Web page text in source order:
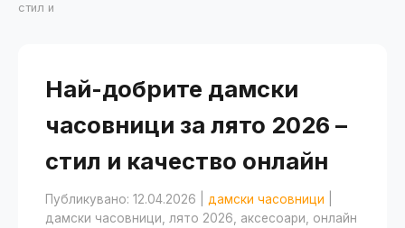
стил и
Най-добрите дамски
часовници за лято 2026 –
стил и качество онлайн
Публикувано: 12.04.2026 дамски часовници
дамски часовници, лято 2026, аксесоари, онлайн